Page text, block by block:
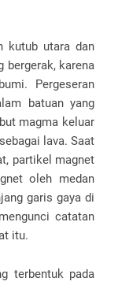
kutub utara dan
bergerak, karena
Pergeseran
batuan yang
magma keluar
lava. Saat
partikel magnet
oleh medan
garis gaya di
catatan
itu.
terbentuk pada